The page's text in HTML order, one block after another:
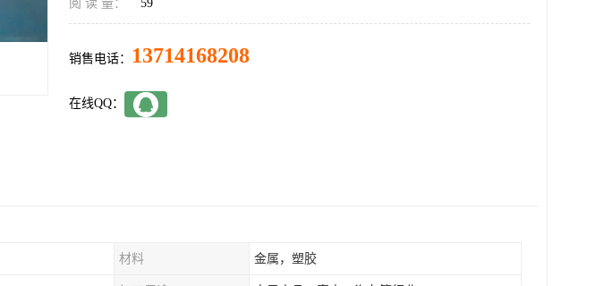
阅 读 量： 59
销售电话： 13714168208
在线QQ：
材料 金属，塑胶